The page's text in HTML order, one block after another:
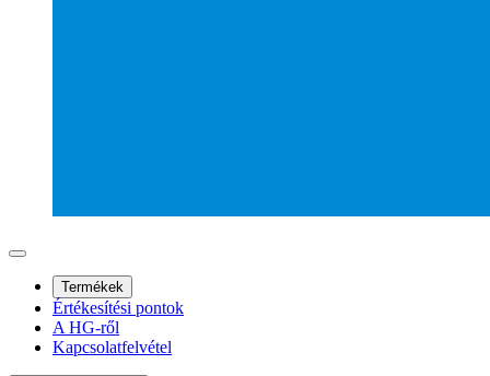
Termékek
Értékesítési pontok
A HG-ről
Kapcsolatfelvétel